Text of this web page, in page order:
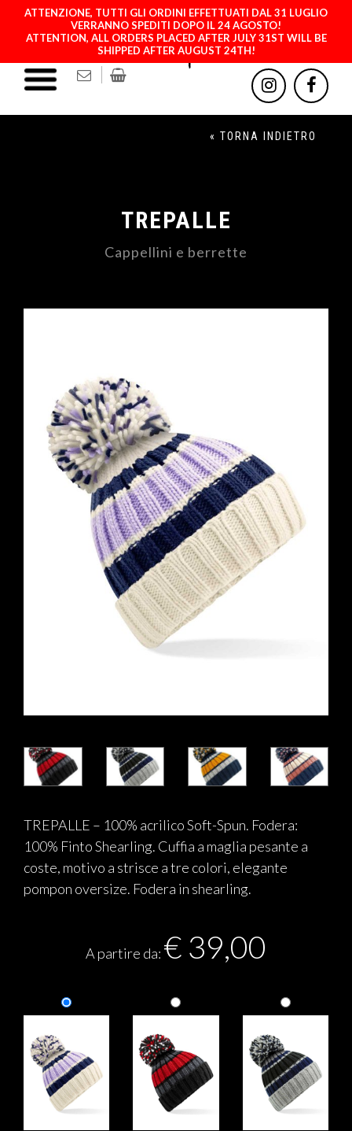
ATTENZIONE, TUTTI GLI ORDINI EFFETTUATI DAL 31 LUGLIO
VERRANNO SPEDITI DOPO IL 24 AGOSTO!
ATTENTION, ALL ORDERS PLACED AFTER JULY 31ST WILL BE
SHIPPED AFTER AUGUST 24TH!
« TORNA INDIETRO
TREPALLE
Cappellini e berrette
TREPALLE – 100% acrilico Soft-Spun. Fodera:
100% Finto Shearling. Cuffia a maglia pesante a
coste, motivo a strisce a tre colori, elegante
pompon oversize. Fodera in shearling.
A partire da: € 39,00